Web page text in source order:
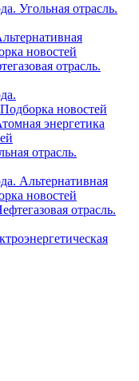
Угольная отрасль.
новостей
отрасль.
новостей
энергетика
отрасль.
Альтернативная
новостей
отрасль.